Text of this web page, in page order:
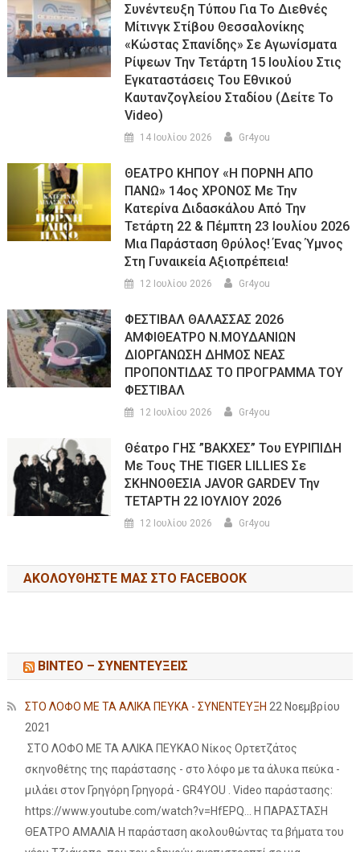
Συνέντευξη Τύπου Για Το Διεθνές
Μίτινγκ Στίβου Θεσσαλονίκης
«Κώστας Σπανίδης» Σε Αγωνίσματα
Ρίψεων Την Τετάρτη 15 Ιουλίου Στις
Εγκαταστάσεις Του Εθνικού
Καυτανζογλείου Σταδίου (Δείτε Το
Video)
14 Ιουλίου 2026 Gr4you
ΘΕΑΤΡΟ ΚΗΠΟΥ «Η ΠΟΡΝΗ ΑΠΟ
ΠΑΝΩ» 14ος ΧΡΟΝΟΣ Με Την
Κατερίνα Διδασκάλου Από Την
Τετάρτη 22 & Πέμπτη 23 Ιουλίου 2026
Μια Παράσταση Θρύλος! Ένας Ύμνος
Στη Γυναικεία Αξιοπρέπεια!
12 Ιουλίου 2026 Gr4you
ΦΕΣΤΙΒΑΛ ΘΑΛΑΣΣΑΣ 2026
ΑΜΦΙΘΕΑΤΡΟ Ν.ΜΟΥΔΑΝΙΩΝ
ΔΙΟΡΓΑΝΩΣΗ ΔΗΜΟΣ ΝΕΑΣ
ΠΡΟΠΟΝΤΙΔΑΣ ΤΟ ΠΡΟΓΡΑΜΜΑ ΤΟΥ
ΦΕΣΤΙΒΑΛ
12 Ιουλίου 2026 Gr4you
Θέατρο ΓΗΣ ”ΒΑΚΧΕΣ” Του ΕΥΡΙΠΙΔΗ
Με Τους THE TIGER LILLIES Σε
ΣΚΗΝΟΘΕΣΙΑ JAVOR GARDEV Την
ΤΕΤΑΡΤΗ 22 ΙΟΥΛΙΟΥ 2026
12 Ιουλίου 2026 Gr4you
ΑΚΟΛΟΥΘΉΣΤΕ ΜΑΣ ΣΤΟ FACEBOOK
ΒΙΝΤΕΟ – ΣΥΝΕΝΤΕΥΞΕΙΣ
ΣΤΟ ΛΟΦΟ ΜΕ ΤΑ ΑΛΙΚΑ ΠΕΥΚΑ - ΣΥΝΕΝΤΕΥΞΗ 22 Νοεμβρίου
2021
ΣΤΟ ΛΟΦΟ ΜΕ ΤΑ ΑΛΙΚΑ ΠΕΥΚΑΟ Νίκος Ορτετζάτος
σκηνοθέτης της παράστασης - στο λόφο με τα άλυκα πεύκα -
μιλάει στον Γρηγόρη Γρηγορά - GR4YOU . Video παράστασης:
https://www.youtube.com/watch?v=HfEPQ... Η ΠΑΡΑΣΤΑΣΗ
ΘΕΑΤΡΟ ΑΜΑΛΙΑ Η παράσταση ακολουθώντας τα βήματα του